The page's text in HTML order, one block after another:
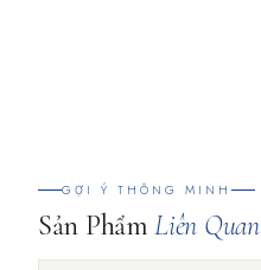
GỢI Ý THÔNG MINH
Sản PhẩmLiên Quan